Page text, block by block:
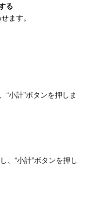
る
ます。
“小計”ボタンを押しま
、“小計”ボタンを押し